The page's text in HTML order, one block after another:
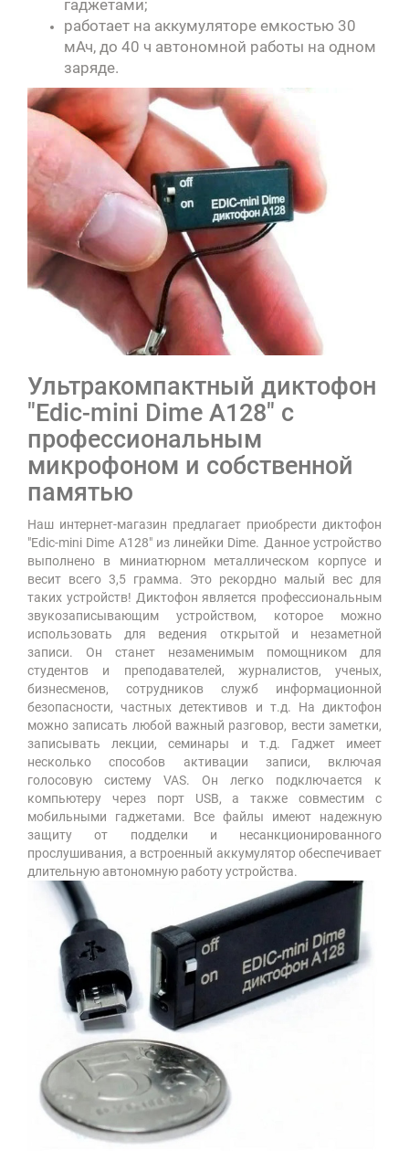
гаджетами;
работает на аккумуляторе емкостью 30
мАч, до 40 ч автономной работы на одном
заряде.
Ультракомпактный диктофон
"Edic-mini Dime А128" с
профессиональным
микрофоном и собственной
памятью
Наш интернет-магазин предлагает приобрести диктофон
"Edic-mini Dime А128" из линейки Dime. Данное устройство
выполнено в миниатюрном металлическом корпусе и
весит всего 3,5 грамма. Это рекордно малый вес для
таких устройств! Диктофон является профессиональным
звукозаписывающим устройством, которое можно
использовать для ведения открытой и незаметной
записи. Он станет незаменимым помощником для
студентов и преподавателей, журналистов, ученых,
бизнесменов, сотрудников служб информационной
безопасности, частных детективов и т.д. На диктофон
можно записать любой важный разговор, вести заметки,
записывать лекции, семинары и т.д. Гаджет имеет
несколько способов активации записи, включая
голосовую систему VAS. Он легко подключается к
компьютеру через порт USB, а также совместим с
мобильными гаджетами. Все файлы имеют надежную
защиту от подделки и несанкционированного
прослушивания, а встроенный аккумулятор обеспечивает
длительную автономную работу устройства.